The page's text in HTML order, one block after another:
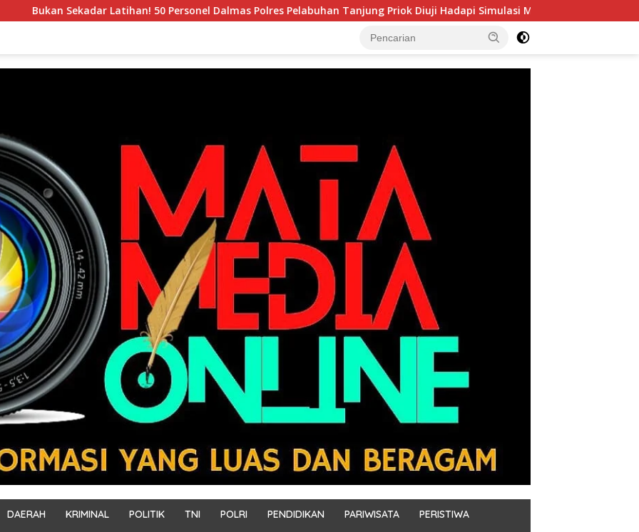
Sekadar Latihan! 50 Personel Dalmas Polres Pelabuhan Tanjung Priok Diuji Hadapi Simulasi Massa
DAERAH KRIMINAL POLITIK TNI POLRI PENDIDIKAN PARIWISATA PERISTIWA